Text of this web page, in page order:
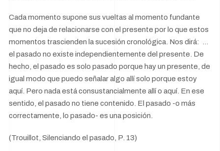
Cada momento supone sus vueltas al momento fundante
que no deja de relacionarse con el presente por lo que estos
momentos trascienden la sucesión cronológica. Nos dirá: …
el pasado no existe independientemente del presente. De
hecho, el pasado es solo pasado porque hay un presente, de
igual modo que puedo señalar algo allí solo porque estoy
aquí. Pero nada está consustancialmente allí o aquí. En ese
sentido, el pasado no tiene contenido. El pasado -o más
correctamente, lo pasado- es una posición.
(Trouillot, Silenciando el pasado, P. 13)